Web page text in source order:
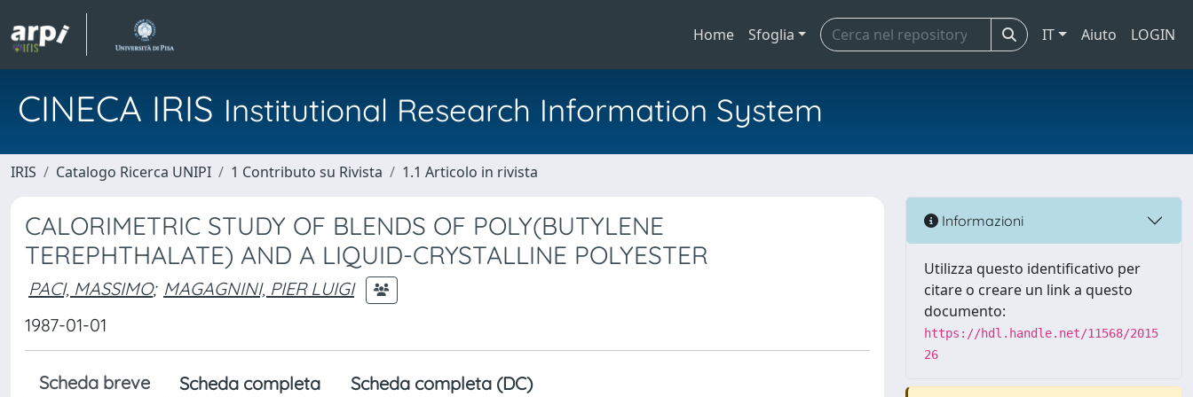
Home Sfoglia IT Aiuto LOGIN
CINECA IRIS Institutional Research Information System
IRIS Catalogo Ricerca UNIPI 1 Contributo su Rivista 1.1 Articolo in rivista
CALORIMETRIC STUDY OF BLENDS OF POLY(BUTYLENE
TEREPHTHALATE) AND A LIQUID-CRYSTALLINE POLYESTER
PACI, MASSIMO; MAGAGNINI, PIER LUIGI
1987-01-01
Scheda breve Scheda completa Scheda completa (DC)
Informazioni
Utilizza questo identificativo per
citare o creare un link a questo
documento:
https://hdl.handle.net/11568/2015
26